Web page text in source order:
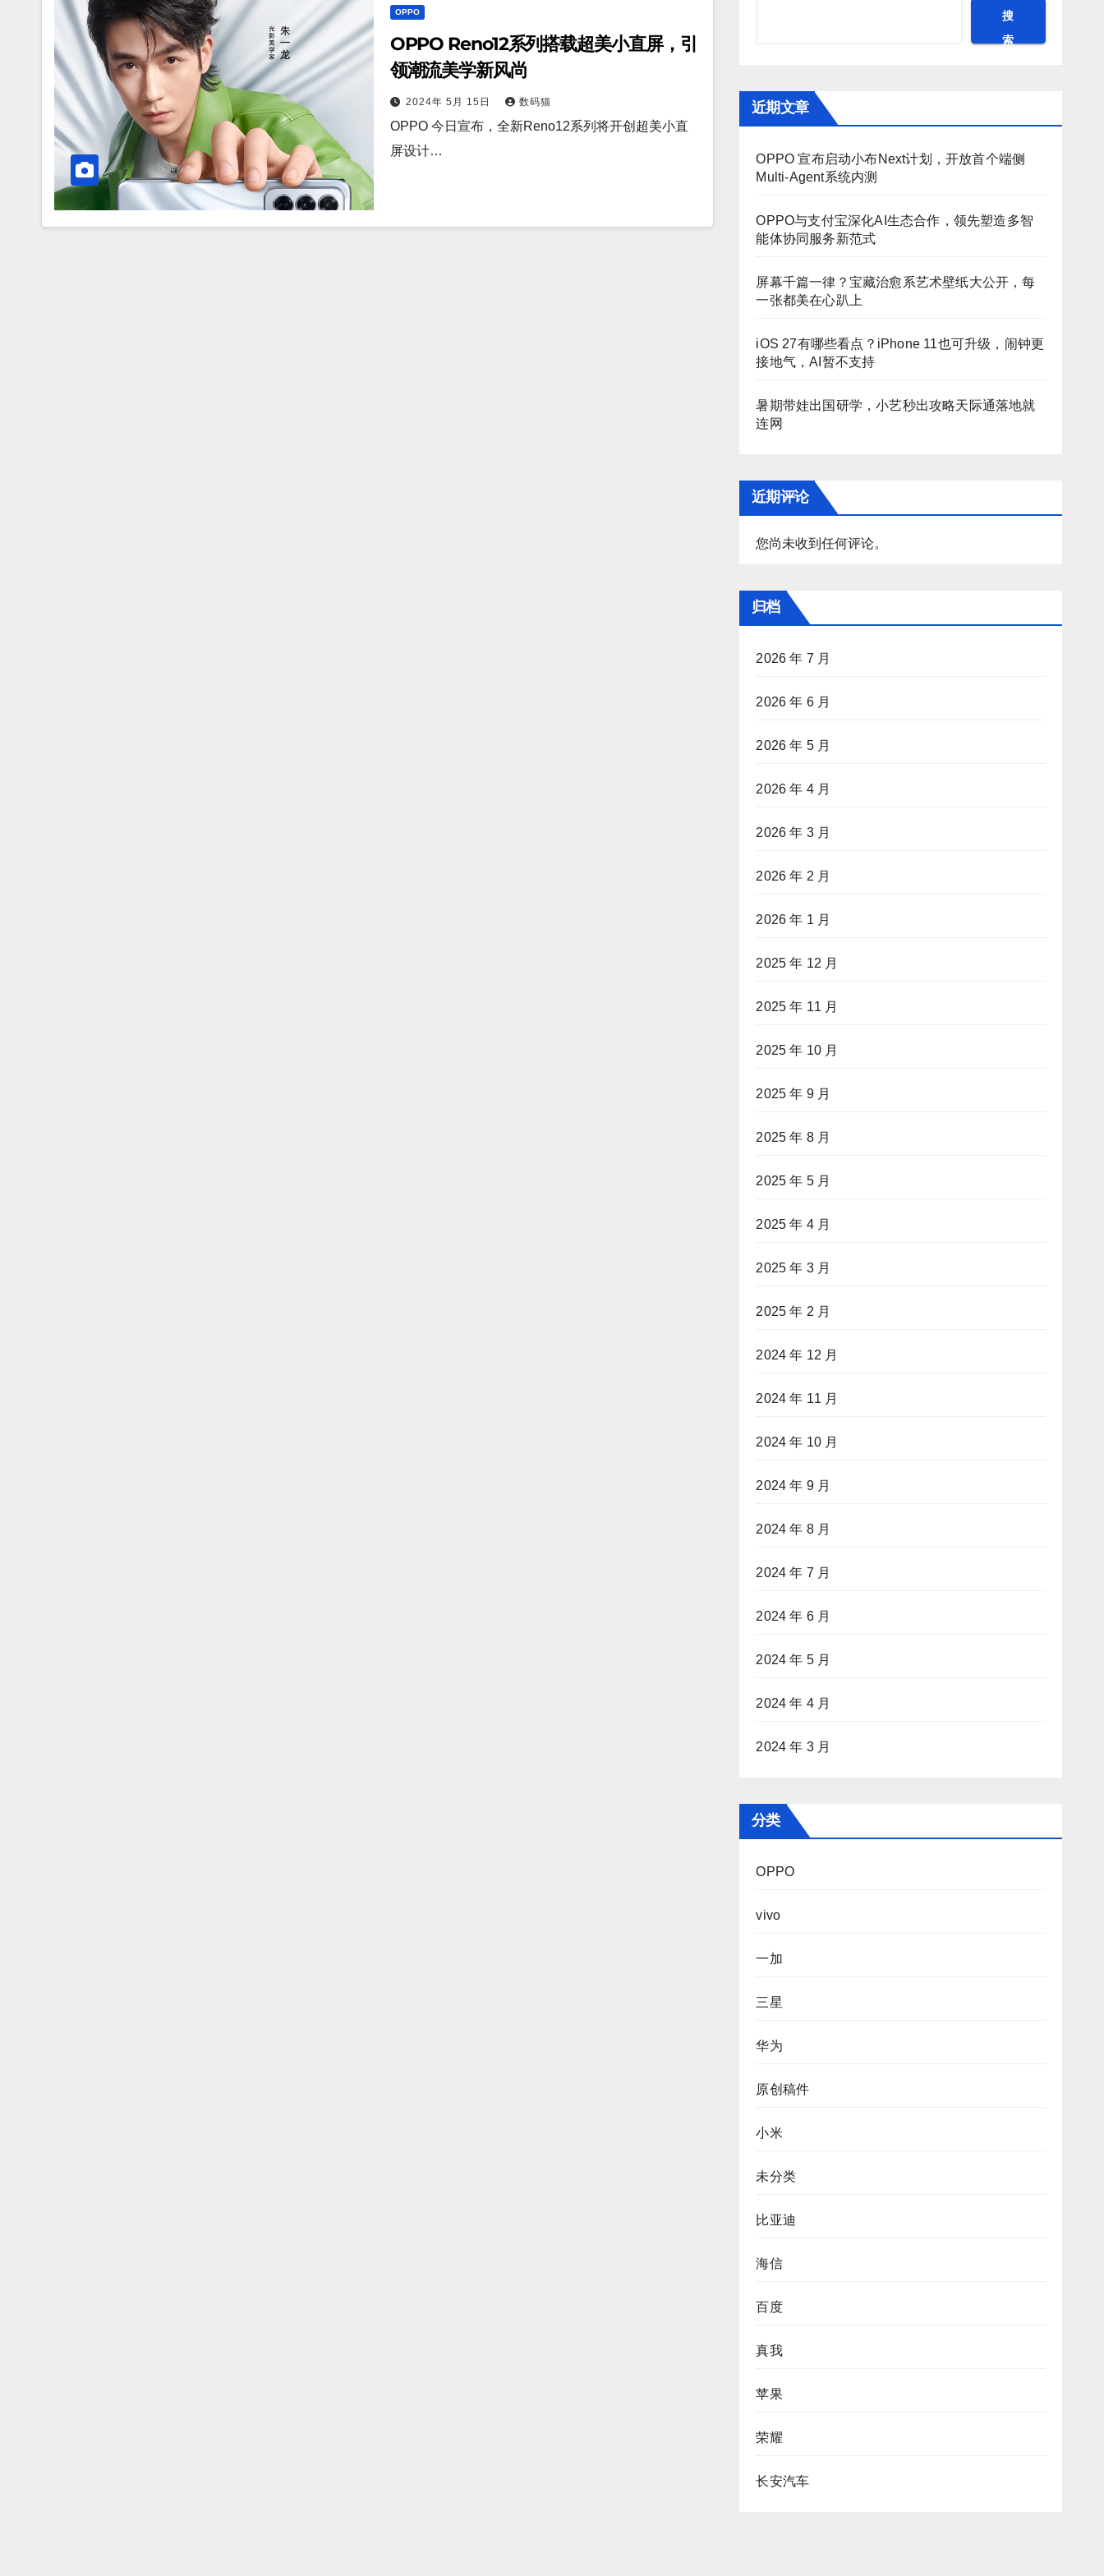
OPPO
OPPO Reno12系列搭载超美小直屏，引
领潮流美学新风尚
2024年 5月 15日 数码猫
OPPO 今日宣布，全新Reno12系列将开创超美小直
屏设计…
搜
索
近期文章
OPPO 宣布启动小布Next计划，开放首个端侧
Multi-Agent系统内测
OPPO与支付宝深化AI生态合作，领先塑造多智
能体协同服务新范式
屏幕千篇一律？宝藏治愈系艺术壁纸大公开，每
一张都美在心趴上
iOS 27有哪些看点？iPhone 11也可升级，闹钟更
接地气，AI暂不支持
暑期带娃出国研学，小艺秒出攻略天际通落地就
连网
近期评论
您尚未收到任何评论。
归档
2026 年 7 月
2026 年 6 月
2026 年 5 月
2026 年 4 月
2026 年 3 月
2026 年 2 月
2026 年 1 月
2025 年 12 月
2025 年 11 月
2025 年 10 月
2025 年 9 月
2025 年 8 月
2025 年 5 月
2025 年 4 月
2025 年 3 月
2025 年 2 月
2024 年 12 月
2024 年 11 月
2024 年 10 月
2024 年 9 月
2024 年 8 月
2024 年 7 月
2024 年 6 月
2024 年 5 月
2024 年 4 月
2024 年 3 月
分类
OPPO
vivo
一加
三星
华为
原创稿件
小米
未分类
比亚迪
海信
百度
真我
苹果
荣耀
长安汽车